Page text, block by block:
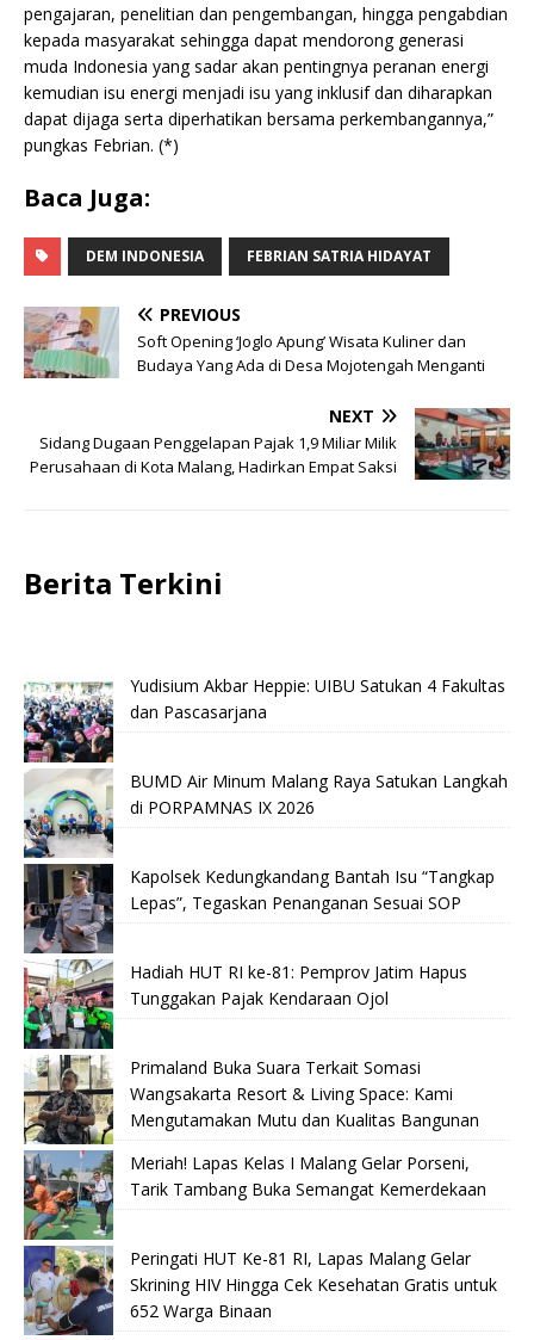
pengajaran, penelitian dan pengembangan, hingga pengabdian
kepada masyarakat sehingga dapat mendorong generasi
muda Indonesia yang sadar akan pentingnya peranan energi
kemudian isu energi menjadi isu yang inklusif dan diharapkan
dapat dijaga serta diperhatikan bersama perkembangannya,”
pungkas Febrian. (*)
Baca Juga:
DEM INDONESIA FEBRIAN SATRIA HIDAYAT
PREVIOUS
Soft Opening ‘Joglo Apung’ Wisata Kuliner dan
Budaya Yang Ada di Desa Mojotengah Menganti
NEXT
Sidang Dugaan Penggelapan Pajak 1,9 Miliar Milik
Perusahaan di Kota Malang, Hadirkan Empat Saksi
Berita Terkini
Yudisium Akbar Heppie: UIBU Satukan 4 Fakultas
dan Pascasarjana
BUMD Air Minum Malang Raya Satukan Langkah
di PORPAMNAS IX 2026
Kapolsek Kedungkandang Bantah Isu “Tangkap
Lepas”, Tegaskan Penanganan Sesuai SOP
Hadiah HUT RI ke-81: Pemprov Jatim Hapus
Tunggakan Pajak Kendaraan Ojol
Primaland Buka Suara Terkait Somasi
Wangsakarta Resort & Living Space: Kami
Mengutamakan Mutu dan Kualitas Bangunan
Meriah! Lapas Kelas I Malang Gelar Porseni,
Tarik Tambang Buka Semangat Kemerdekaan
Peringati HUT Ke-81 RI, Lapas Malang Gelar
Skrining HIV Hingga Cek Kesehatan Gratis untuk
652 Warga Binaan